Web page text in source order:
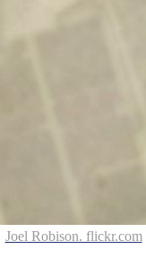
Joel Robison. flickr.com